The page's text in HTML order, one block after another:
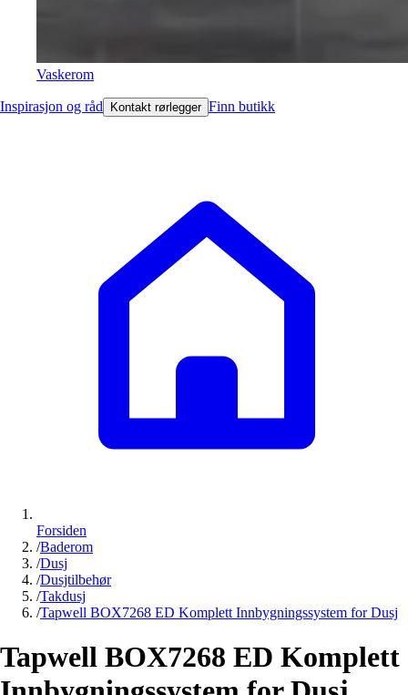
Vaskerom
Inspirasjon og råd Kontakt rørlegger Finn butikk
Forsiden
/Baderom
/Dusj
/Dusjtilbehør
/Takdusj
/Tapwell BOX7268 ED Komplett Innbygningssystem for Dusj
Tapwell BOX7268 ED Komplett